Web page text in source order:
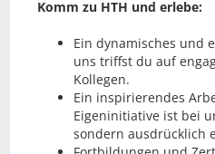
Komm zu HTH und erlebe:
Ein dynamisches und
uns triffst du auf
Kollegen.
Ein inspirierendes
Eigeninitiative ist bei
sondern ausdrücklich